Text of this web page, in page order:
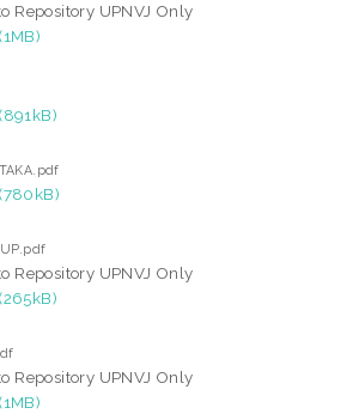
Repository UPNVJ Only
Repository UPNVJ Only
Repository UPNVJ Only